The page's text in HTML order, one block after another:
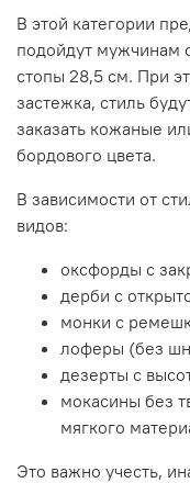
В этой категории
подойдут мужчинам
стопы 28,5 см. При
застежка, стиль
заказать кожаные
бордового цвета.
В зависимости от
видов:
оксфорды с
дерби с
монки с
лоферы (без
дезерты с
мокасины без
мягкого
Это важно учесть,